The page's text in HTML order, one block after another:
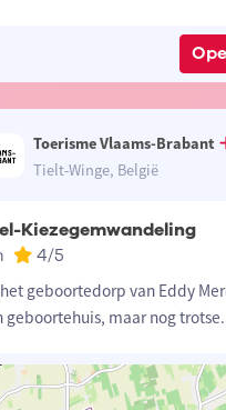
Toerisme Vlaams-Brabant
Tielt-Winge, België
Kiezegemwandeling
4/5
geboortedorp van Eddy
geboortehuis, maar nog trotse